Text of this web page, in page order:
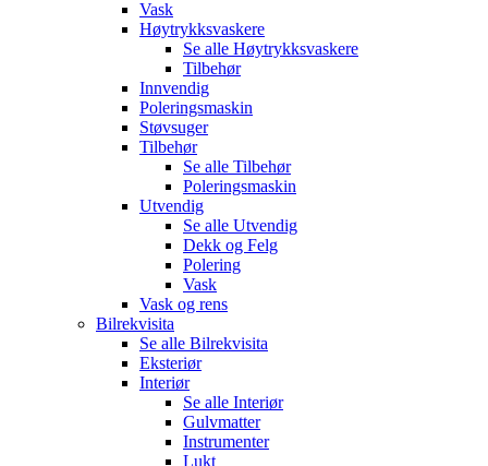
Vask
Høytrykksvaskere
Se alle Høytrykksvaskere
Tilbehør
Innvendig
Poleringsmaskin
Støvsuger
Tilbehør
Se alle Tilbehør
Poleringsmaskin
Utvendig
Se alle Utvendig
Dekk og Felg
Polering
Vask
Vask og rens
Bilrekvisita
Se alle Bilrekvisita
Eksteriør
Interiør
Se alle Interiør
Gulvmatter
Instrumenter
Lukt